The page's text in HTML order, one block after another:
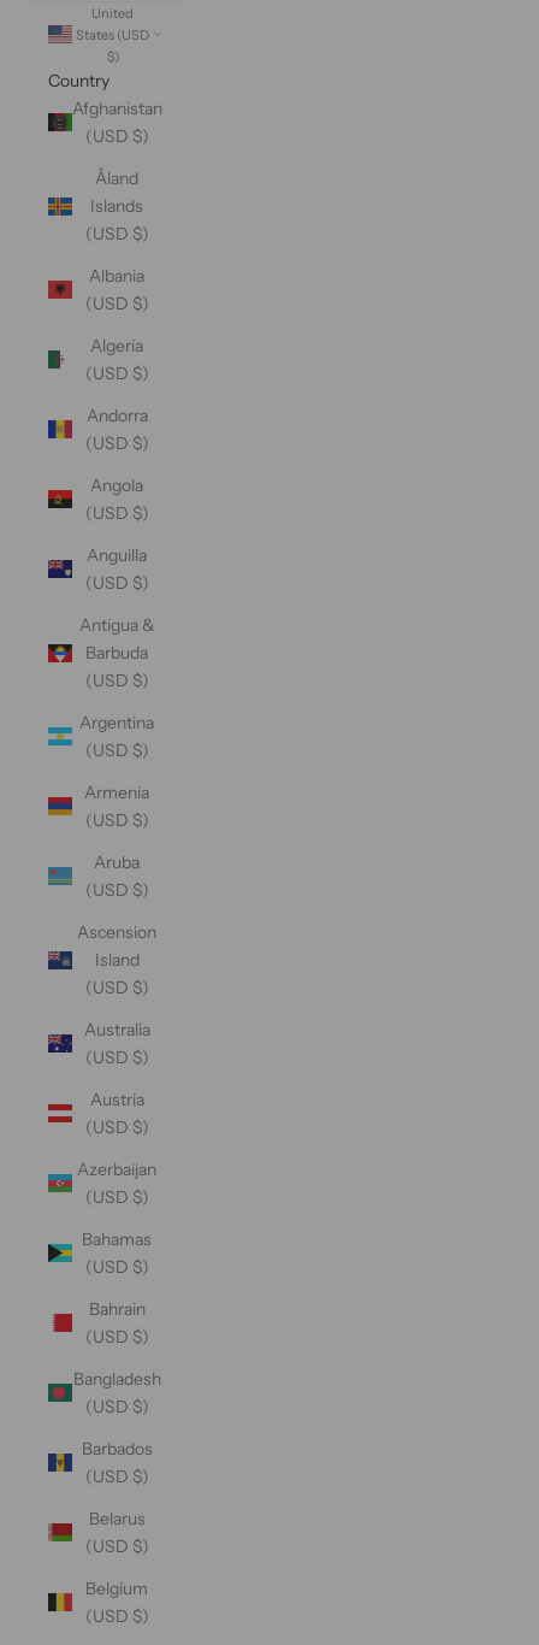
United
States (USD
$)
Country
Afghanistan
(USD $)
Åland
Islands
(USD $)
Albania
(USD $)
Algeria
(USD $)
Andorra
(USD $)
Angola
(USD $)
Anguilla
(USD $)
Antigua &
Barbuda
(USD $)
Argentina
(USD $)
Armenia
(USD $)
Aruba
(USD $)
Ascension
Island
(USD $)
Australia
(USD $)
Austria
(USD $)
Azerbaijan
(USD $)
Bahamas
(USD $)
Bahrain
(USD $)
Bangladesh
(USD $)
Barbados
(USD $)
Belarus
(USD $)
Belgium
(USD $)